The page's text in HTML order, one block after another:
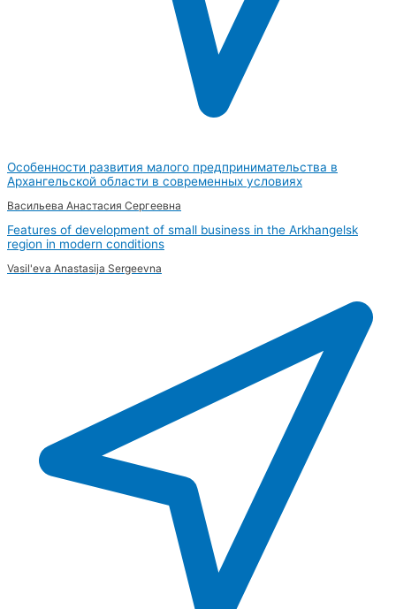
Особенности развития малого предпринимательства в
Архангельской области в современных условиях
Васильева Анастасия Сергеевна
Features of development of small business in the Arkhangelsk
region in modern conditions
Vasil'eva Anastasija Sergeevna